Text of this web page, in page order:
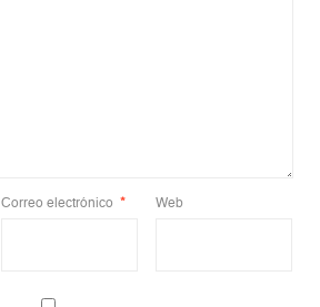
Correo electrónico * Web